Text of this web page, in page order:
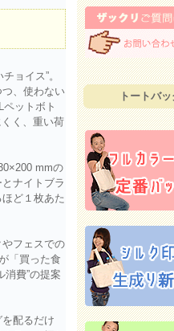
ョイス”。
、使わない
ットボト
く、重い荷
mmの
ナイトブラ
ど１枚あた
フェスでの
「買った食
費”の提案
配るだけ
トートバ